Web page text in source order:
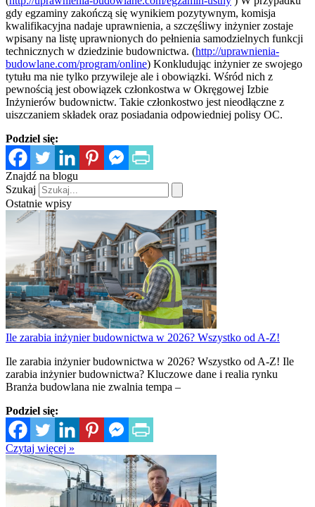
gdy egzaminy zakończą się wynikiem pozytywnym, komisja
kwalifikacyjna nadaje uprawnienia, a szczęśliwy inżynier zostaje
wpisany na listę uprawnionych do pełnienia samodzielnych funkcji
technicznych w dziedzinie budownictwa. (http://uprawnienia-
budowlane.com/program/online) Konkludując inżynier ze swojego
tytułu ma nie tylko przywileje ale i obowiązki. Wśród nich z
pewnością jest obowiązek członkostwa w Okręgowej Izbie
Inżynierów budownictw. Takie członkostwo jest nieodłączne z
uiszczaniem składek oraz posiadania odpowiedniej polisy OC.
Podziel się:
Znajdź na blogu
Szukaj
Ostatnie wpisy
Ile zarabia inżynier budownictwa w 2026? Wszystko od A-Z!
Ile zarabia inżynier budownictwa w 2026? Wszystko od A-Z! Ile
zarabia inżynier budownictwa? Kluczowe dane i realia rynku
Branża budowlana nie zwalnia tempa –
Podziel się:
Czytaj więcej »